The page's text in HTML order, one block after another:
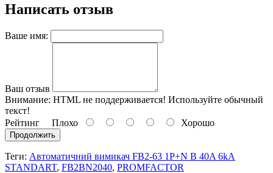
Написать отзыв
Ваше имя:
Ваш отзыв
Внимание: HTML не поддерживается! Используйте обычный
текст!
Рейтинг Плохо Хорошо
Продолжить
Теги: Автоматичний вимикач FB2-63 1P+N B 40A 6kA
STANDART, FB2BN2040, PROMFACTOR